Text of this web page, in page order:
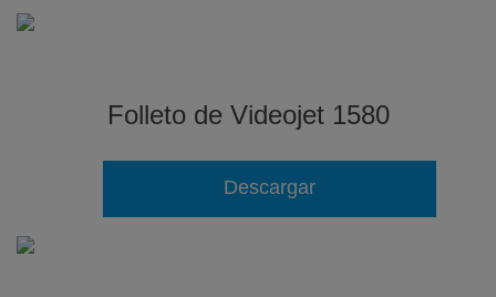
Folleto de Videojet 1580
Descargar